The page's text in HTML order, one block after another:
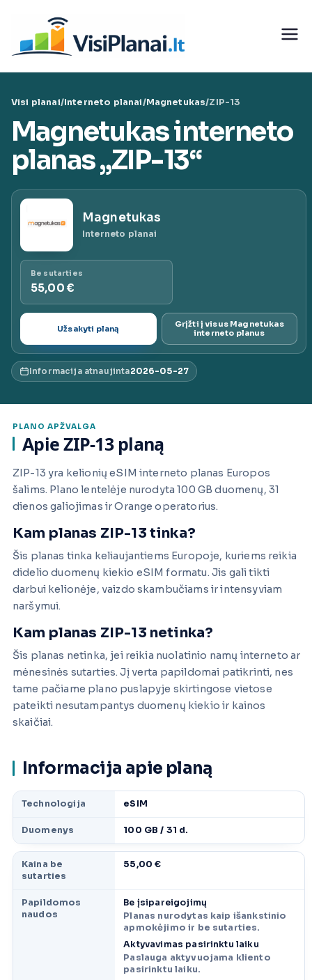
turinio
teleko
munika
cijų
paslaug
VisiPlan
ai.lt
Visi planai/Interneto planai/Magnetukas/ZIP-13
Magnetukas interneto
planas „ZIP-13“
Magnetukas
Interneto planai
Be sutarties
55,00 €
Užsakyti planą
Grįžti į visus Magnetukas
interneto planus
Informacija atnaujinta2026-05-27
PLANO APŽVALGA
Apie ZIP-13 planą
ZIP-13 yra kelionių eSIM interneto planas Europos
šalims. Plano lentelėje nurodyta 100 GB duomenų, 31
dienos galiojimas ir Orange operatorius.
Kam planas ZIP-13 tinka?
Šis planas tinka keliaujantiems Europoje, kuriems reikia
didelio duomenų kiekio eSIM formatu. Jis gali tikti
darbui kelionėje, vaizdo skambučiams ir intensyviam
naršymui.
Kam planas ZIP-13 netinka?
Šis planas netinka, jei reikia nuolatinio namų interneto ar
mėnesinės sutarties. Jį verta papildomai patikrinti, nes
tame pačiame plano puslapyje skirtingose vietose
pateikti nesutampantys duomenų kiekio ir kainos
skaičiai.
Informacija apie planą
Technologija eSIM
Duomenys 100 GB / 31 d.
Kaina be
sutarties
55,00 €
Papildomos
naudos
Be įsipareigojimų
Planas nurodytas kaip išankstinio
apmokėjimo ir be sutarties.
Aktyvavimas pasirinktu laiku
Paslauga aktyvuojama kliento
pasirinktu laiku.